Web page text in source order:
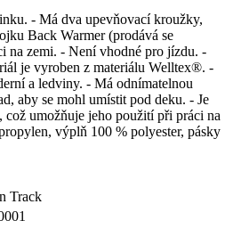
- Má dva upevňovací kroužky,
Back Warmer (prodává se
na zemi. - Není vhodné pro jízdu. -
je vyroben z materiálu Welltex®. -
a ledviny. - Má odnímatelnou
aby se mohl umístit pod deku. - Je
umožňuje jeho použití při práci na
výplň 100 % polyester, pásky
Track